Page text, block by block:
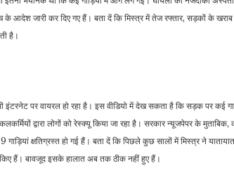
आदेश जारी कर दिए गए हैं। बता दें कि मिस्त्र में तेज रफ्तार, सड़कों के
है।
इंटरनेट पर वायरल हो रहा है। इस वीडियो में देख सकता है कि सड़क पर कई
द्वारा लोगों को रेस्क्यू किया जा रहा है। सरकार न्यूजपेपर के मुताबिक,
गाड़ियां क्षतिग्रस्त हो गई हैं। बता दें कि पिछले कुछ सालों में मिस्त्र ने
हैं। बावजूद इसके हालात अब तक ठीक नहीं हुए हैं।